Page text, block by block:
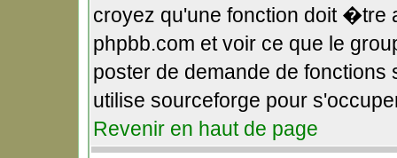
croyez qu'une fonction doit �tre
phpbb.com et voir ce que le
poster de demande de
utilise sourceforge pour
Revenir en haut de page